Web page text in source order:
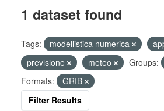
1 dataset found
Tags: modellistica numerica
previsione
meteo Groups:
Formats:
GRIB
Filter Results